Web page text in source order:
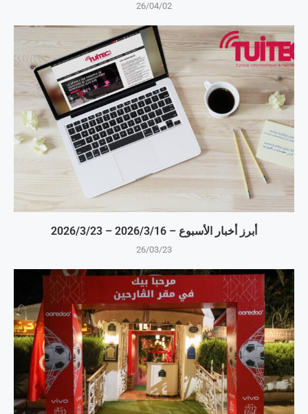
26/04/02
أبرز أخبار الأسبوع – 16‏/3‏/2026 – 23‏/3‏/2026
26/03/23